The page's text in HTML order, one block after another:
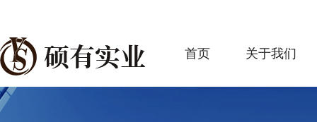
首页 关于我们